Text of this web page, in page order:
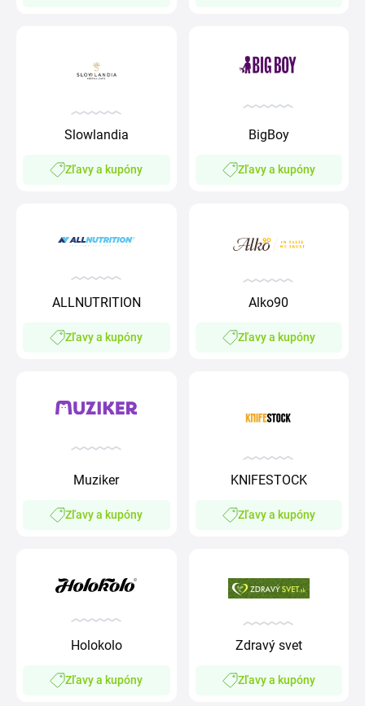
Slowlandia
Zľavy a kupóny
BigBoy
Zľavy a kupóny
ALLNUTRITION
Zľavy a kupóny
Alko90
Zľavy a kupóny
Muziker
Zľavy a kupóny
KNIFESTOCK
Zľavy a kupóny
Holokolo
Zľavy a kupóny
Zdravý svet
Zľavy a kupóny